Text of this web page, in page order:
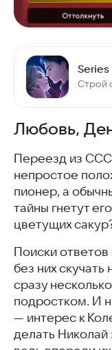
Любовь,
Переезд из
непростое
пионер, а
тайны гнетут
цветущих
Поиски
без них
сразу
подростком. И
— интерес к
делать Николай